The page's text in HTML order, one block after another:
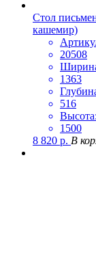
Стол
кашемир)
20508
1363
516
Высота:
1500
8 820 р. В